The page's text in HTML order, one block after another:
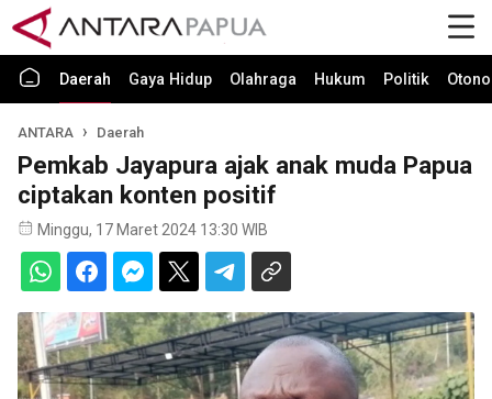
Daerah Gaya Hidup Olahraga Hukum Politik
ANTARA Daerah
Pemkab Jayapura ajak anak muda Papua
ciptakan konten positif
Minggu, 17 Maret 2024 13:30 WIB